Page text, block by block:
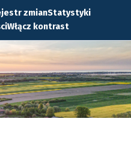
zmianStatystyki
Włącz kontrast